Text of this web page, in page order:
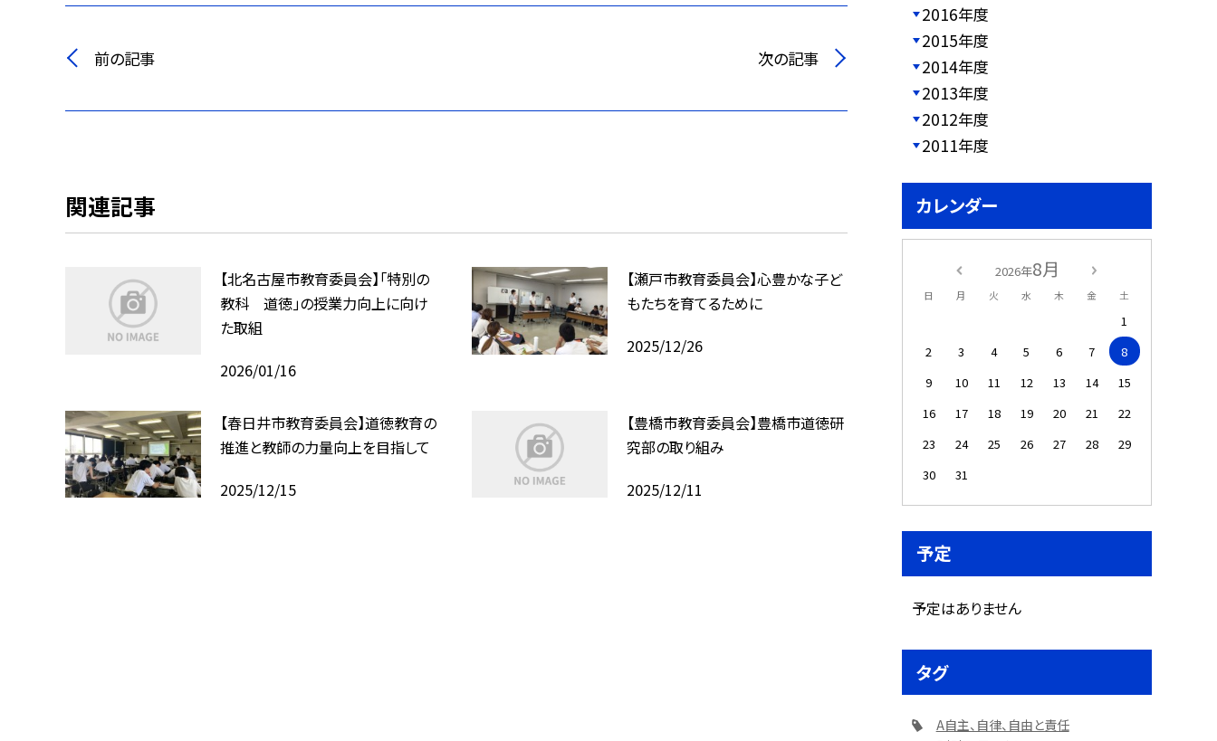
前の記事 次の記事
関連記事
【北名古屋市教育委員会】「特別の
教科 道徳」の授業力向上に向け
た取組
2026/01/16
【瀬戸市教育委員会】心豊かな子ど
もたちを育てるために
2025/12/26
【春日井市教育委員会】道徳教育の
推進と教師の力量向上を目指して
2025/12/15
【豊橋市教育委員会】豊橋市道徳研
究部の取り組み
2025/12/11
2016年度
2015年度
2014年度
2013年度
2012年度
2011年度
カレンダー
2026年8月
日 月 火 水 木 金 土
1
2
3 4 5 6 7
8
9
10 11 12 13 14
15
16
17 18 19 20 21
22
23
24 25 26 27 28
29
30
31
予定
予定はありません
タグ
A自主、自律、自由と責任